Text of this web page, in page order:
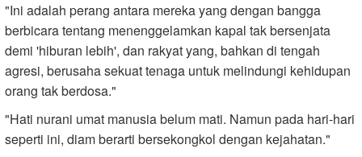
"Ini adalah perang antara mereka yang dengan bangga
berbicara tentang menenggelamkan kapal tak bersenjata
demi 'hiburan lebih', dan rakyat yang, bahkan di tengah
agresi, berusaha sekuat tenaga untuk melindungi kehidupan
orang tak berdosa."
"Hati nurani umat manusia belum mati. Namun pada hari-hari
seperti ini, diam berarti bersekongkol dengan kejahatan."